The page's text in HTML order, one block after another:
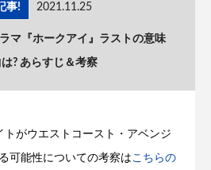
事! 2021.11.25
マ『ホークアイ』ラストの意味
? あらすじ＆考察
がウエストコースト・アベンジ
可能性についての考察はこちらの